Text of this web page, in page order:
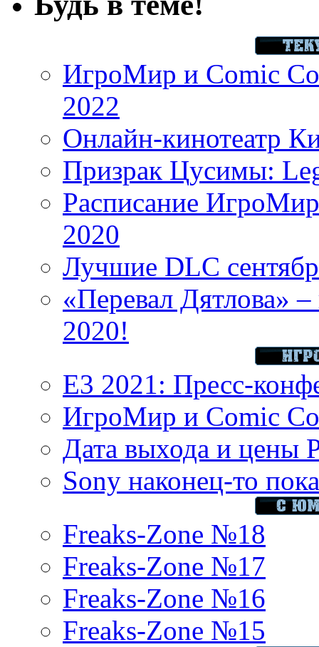
ИгроМир и Comic
2022
Онлайн-кинотеатр
Призрак Цусимы:
Расписание
2020
Лучшие DLC
«Перевал Дятлова»
2020!
E3 2021: Пресс-
ИгроМир и Comic
Дата выхода и цены
Sony наконец-то
Freaks-Zone №18
Freaks-Zone №17
Freaks-Zone №16
Freaks-Zone №15